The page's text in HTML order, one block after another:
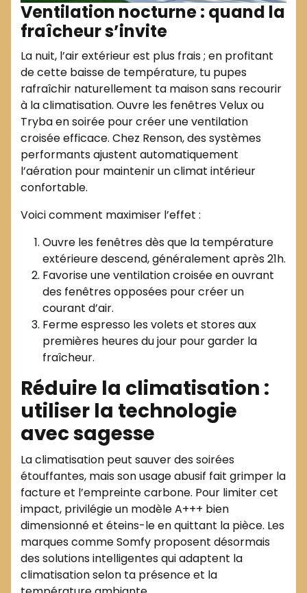
Ventilation nocturne : quand la
fraîcheur s’invite
La nuit, l’air extérieur est plus frais ; en profitant
de cette baisse de température, tu pupes
rafraîchir naturellement ta maison sans recourir
à la climatisation. Ouvre les fenêtres Velux ou
Tryba en soirée pour créer une ventilation
croisée efficace. Chez Renson, des systèmes
performants ajustent automatiquement
l’aération pour maintenir un climat intérieur
confortable.
Voici comment maximiser l’effet :
Ouvre les fenêtres dès que la température
extérieure descend, généralement après 21h.
Favorise une ventilation croisée en ouvrant
des fenêtres opposées pour créer un
courant d’air.
Ferme espresso les volets et stores aux
premières heures du jour pour garder la
fraîcheur.
Réduire la climatisation :
utiliser la technologie
avec sagesse
La climatisation peut sauver des soirées
étouffantes, mais son usage abusif fait grimper la
facture et l’empreinte carbone. Pour limiter cet
impact, privilégie un modèle A+++ bien
dimensionné et éteins-le en quittant la pièce. Les
marques comme Somfy proposent désormais
des solutions intelligentes qui adaptent la
climatisation selon ta présence et la